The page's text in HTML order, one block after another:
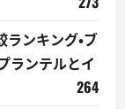
ンキング・ブ
ランテルとイ
264